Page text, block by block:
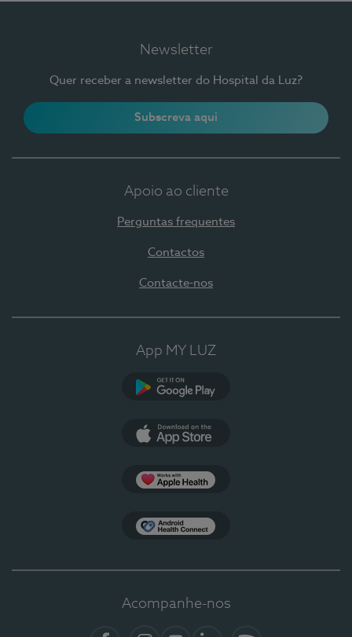
Newsletter
Quer receber a newsletter do Hospital da Luz?
Subscreva aqui
Apoio ao cliente
Perguntas frequentes
Contactos
Contacte-nos
App MY LUZ
Acompanhe-nos